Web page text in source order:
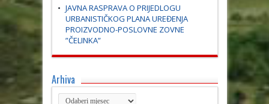
JAVNA RASPRAVA O PRIJEDLOGU
URBANISTIČKOG PLANA UREĐENJA
PROIZVODNO-POSLOVNE ZOVNE
”ČELINKA”
Arhiva